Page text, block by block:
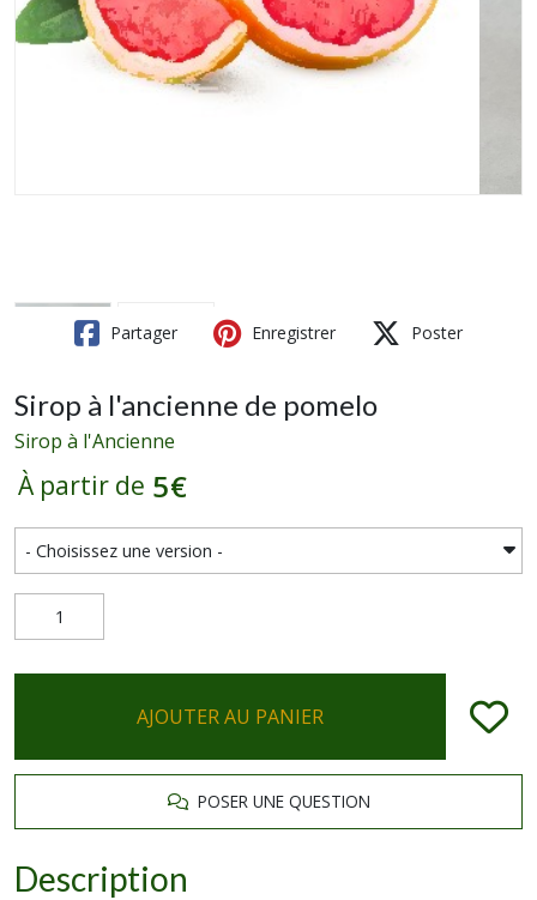
Partager Enregistrer Poster
Sirop à l'ancienne de pomelo
Sirop à l'Ancienne
À partir de 5€
AJOUTER AU PANIER
POSER UNE QUESTION
Description